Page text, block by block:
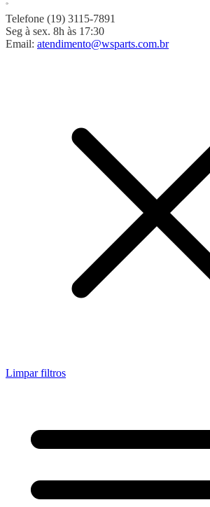
Telefone (19) 3115-7891
Seg à sex. 8h às 17:30
Email: atendimento@wsparts.com.br
Limpar filtros